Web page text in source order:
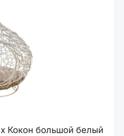
Кокон большой белый